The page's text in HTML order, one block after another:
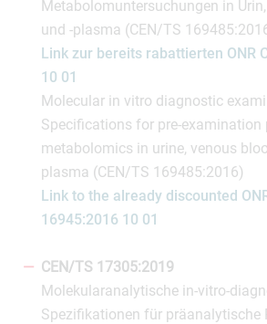
Metabolomuntersuchungen in
und -plasma (CEN/TS
Link zur bereits rabattierten ONR
10 01
Molecular in vitro diagnostic
Specifications for pre-examination
metabolomics in urine, venous
plasma (CEN/TS 169485:2016)
Link to the already discounted
16945:2016 10 01
CEN/TS 17305:2019
Molekularanalytische in-vitro-
Spezifikationen für präanalytische